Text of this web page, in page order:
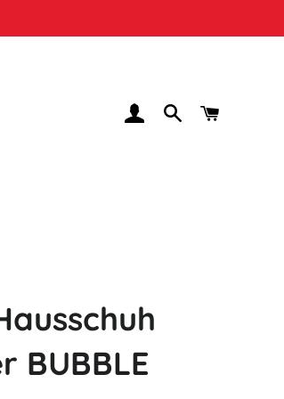
EINLOGGEN
SUCHE
BUBBLE